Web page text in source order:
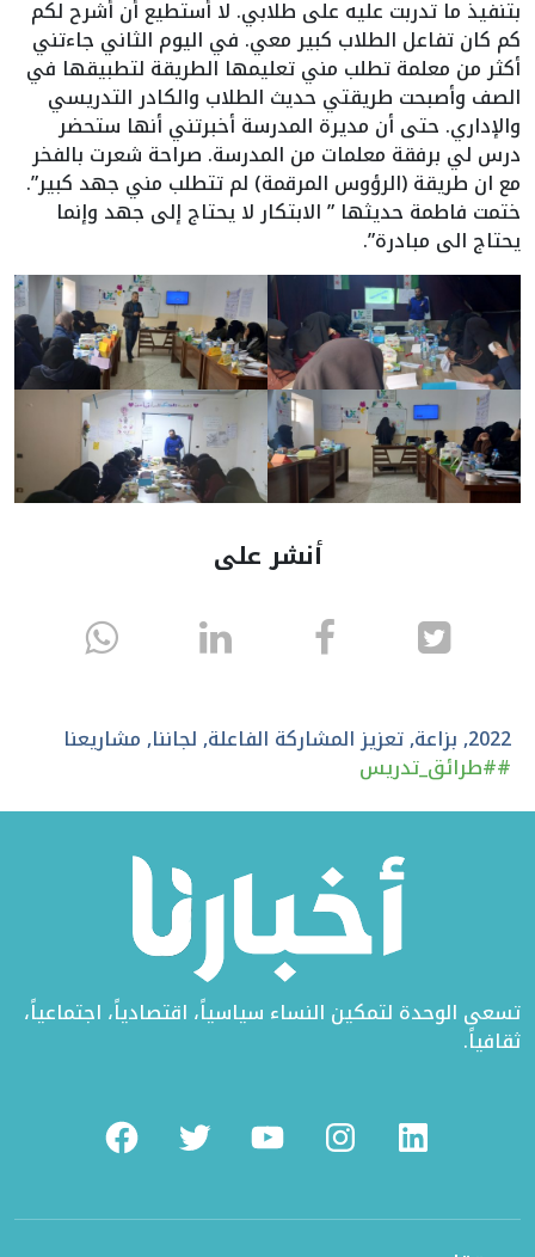
بتنفيذ ما تدربت عليه على طلابي. لا أستطيع أن أشرح لكم
كم كان تفاعل الطلاب كبير معي. في اليوم الثاني جاءتني
أكثر من معلمة تطلب مني تعليمها الطريقة لتطبيقها في
الصف وأصبحت طريقتي حديث الطلاب والكادر التدريسي
والإداري. حتى أن مديرة المدرسة أخبرتني أنها ستحضر
درس لي برفقة معلمات من المدرسة. صراحة شعرت بالفخر
مع ان طريقة (الرؤوس المرقمة) لم تتطلب مني جهد كبير”.
ختمت فاطمة حديثها ” الابتكار لا يحتاج إلى جهد وإنما
يحتاج الى مبادرة”.
أنشر على
انشر
تويتر
انشر
الفيسبوك
انشر
لينكد
إن
2022
,بزاعة,تعزيز المشاركة الفاعلة,لجاننا,مشاريعنا
##طرائق_تدريس
تسعى الوحدة لتمكين النساء سياسياً، اقتصادياً، اجتماعياً،
ثقافياً.
FacebookTwitterYoutubeInstagramLinkedin